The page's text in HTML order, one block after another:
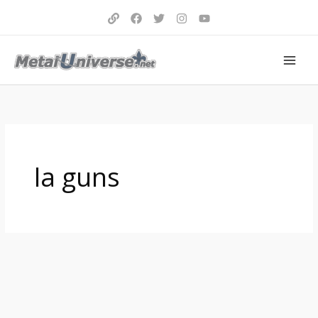
la guns